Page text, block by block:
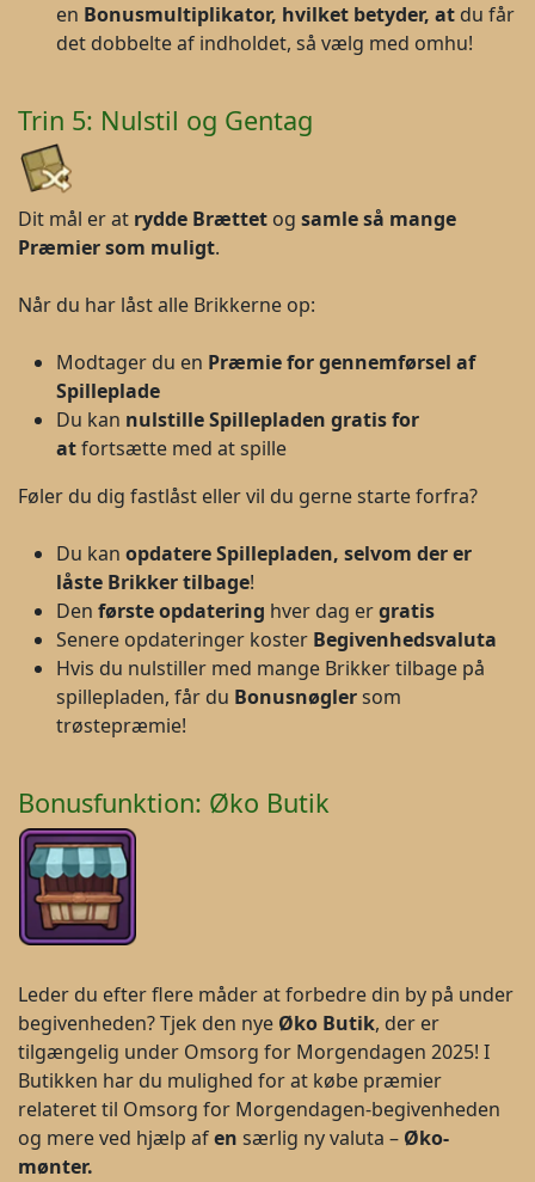
en Bonusmultiplikator, hvilket betyder, at du får
det dobbelte af indholdet, så vælg med omhu!
Trin 5: Nulstil og Gentag
Dit mål er at rydde Brættet og samle så mange
Præmier som muligt.
Når du har låst alle Brikkerne op:
Modtager du en Præmie for gennemførsel af
Spilleplade
Du kan nulstille Spillepladen gratis for
atfortsætte med at spille
Føler du dig fastlåst eller vil du gerne starte forfra?
Du kan opdatere Spillepladen, selvom der er
låste Brikker tilbage!
Den første opdatering hver dag ergratis
Senere opdateringer koster Begivenhedsvaluta
Hvis du nulstiller med mange Brikker tilbage på
spillepladen, får du Bonusnøglersom
trøstepræmie!
Bonusfunktion: Øko Butik
Leder du efter flere måder at forbedre din by på under
begivenheden? Tjek den nye Øko Butik, der er
tilgængelig under Omsorg for Morgendagen 2025! I
Butikken har du mulighed for at købe præmier
relateret til Omsorg for Morgendagen-begivenheden
og mere ved hjælp afen særlig ny valuta – Øko-
mønter.